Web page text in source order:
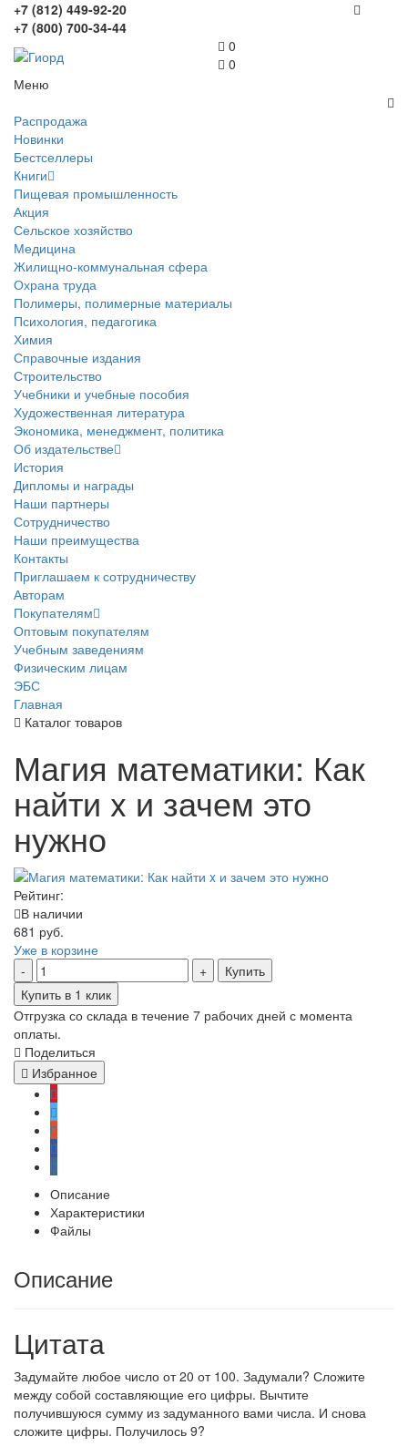
+7 (812) 449-92-20
+7 (800) 700-34-44
0
0
Меню
Распродажа
Новинки
Бестселлеры
Книги
Пищевая промышленность
Акция
Сельское хозяйство
Медицина
Жилищно-коммунальная сфера
Охрана труда
Полимеры, полимерные материалы
Психология, педагогика
Химия
Справочные издания
Строительство
Учебники и учебные пособия
Художественная литература
Экономика, менеджмент, политика
Об издательстве
История
Дипломы и награды
Наши партнеры
Сотрудничество
Наши преимущества
Контакты
Приглашаем к сотрудничеству
Авторам
Покупателям
Оптовым покупателям
Учебным заведениям
Физическим лицам
ЭБС
Главная
Каталог товаров
Магия математики: Как
найти x и зачем это
нужно
Рейтинг:
В наличии
681 руб.
Уже в корзине
Купить
Купить в 1 клик
Отгрузка со склада в течение 7 рабочих дней с момента
оплаты.
Поделиться
Избранное
Описание
Характеристики
Файлы
Описание
Цитата
Задумайте любое число от 20 от 100. Задумали? Сложите
между собой составляющие его цифры. Вычтите
получившуюся сумму из задуманного вами числа. И снова
сложите цифры. Получилось 9?